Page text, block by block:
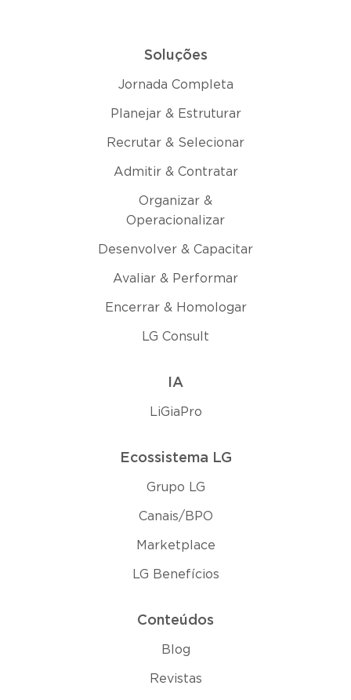
Soluções
Jornada Completa
Planejar & Estruturar
Recrutar & Selecionar
Admitir & Contratar
Organizar &
Operacionalizar
Desenvolver & Capacitar
Avaliar & Performar
Encerrar & Homologar
LG Consult
IA
LiGiaPro
Ecossistema LG
Grupo LG
Canais/BPO
Marketplace
LG Benefícios
Conteúdos
Blog
Revistas